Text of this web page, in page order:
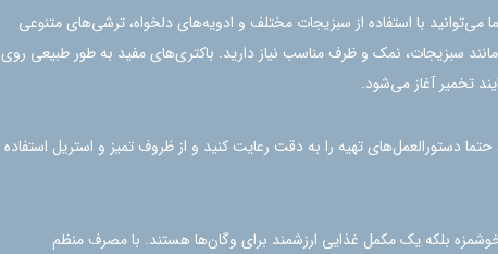
با استفاده از سبزیجات مختلف و ادویه‌های دلخواه، ترشی‌های متنوعی
مانند سبزیجات، نمک و ظرف مناسب نیاز دارید. باکتری‌های مفید به طور طبیعی روی
تخمیر آغاز می‌شود.
دستورالعمل‌های تهیه را به دقت رعایت کنید و از ظروف تمیز و استریل استفاده
بلکه یک مکمل غذایی ارزشمند برای وگان‌ها هستند. با مصرف منظم